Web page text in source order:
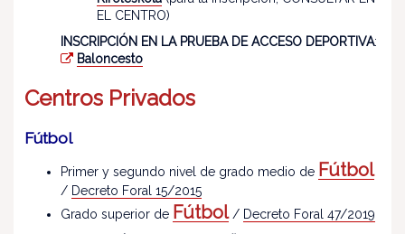
EL CENTRO)
INSCRIPCIÓN EN LA PRUEBA DE ACCESO DEPORTIVA:
Baloncesto
Centros Privados
Fútbol
Primer y segundo nivel de grado medio de Fútbol
/ Decreto Foral 15/2015
Grado superior de Fútbol/ Decreto Foral 47/2019